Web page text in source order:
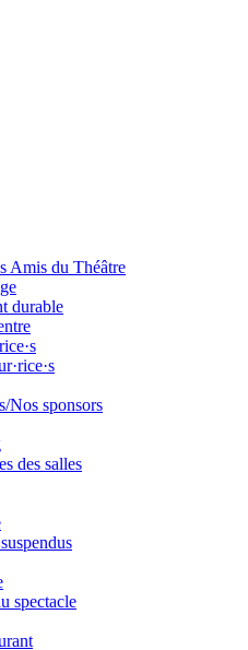
Amis du Théâtre
durable
Nos sponsors
des salles
spectacle